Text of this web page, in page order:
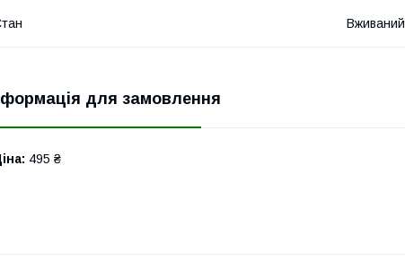
Вживаний
для замовлення
495 ₴